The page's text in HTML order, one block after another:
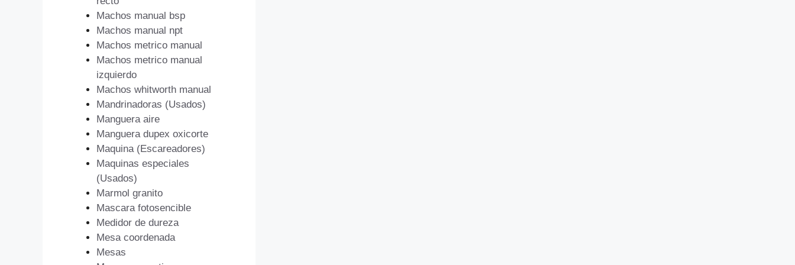
Machos manual bsp
Machos manual npt
Machos metrico manual
Machos metrico manual
izquierdo
Machos whitworth manual
Mandrinadoras (Usados)
Manguera aire
Manguera dupex oxicorte
Maquina (Escareadores)
Maquinas especiales
(Usados)
Marmol granito
Mascara fotosencible
Medidor de dureza
Mesa coordenada
Mesas